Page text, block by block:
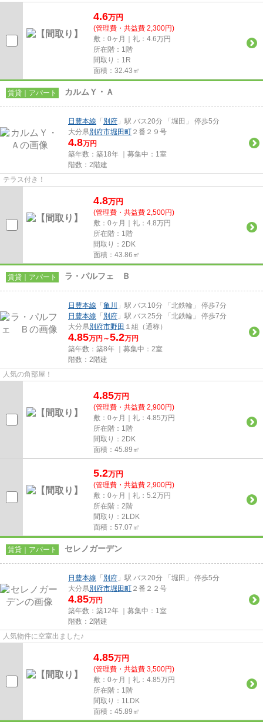
4.6万円
(管理費・共益費 2,300円)
敷：0ヶ月｜礼：4.6万円
所在階：1階
間取り：1R
面積：32.43㎡
賃貸｜アパート カルムＹ・Ａ
日豊本線 「 別府 」駅 バス20分 「堀田」 停歩5分
大分県別府市堀田町 ２番２９号
4.8万円
築年数：築18年 ｜募集中： 1室
階数：2階建
テラス付き！
4.8万円
(管理費・共益費 2,500円)
敷：0ヶ月｜礼：4.8万円
所在階：1階
間取り：2DK
面積：43.86㎡
賃貸｜アパート ラ・パルフェ Ｂ
日豊本線 「 亀川
」駅 バス10分 「北鉄輪」 停歩7分
日豊本線 「 別府 」駅 バス25分 「北鉄輪」 停歩7分
大分県別府市野田 １組（通称）
4.85万円～5.2万円
築年数：築8年 ｜募集中： 2室
階数：2階建
人気の角部屋！
4.85万円
(管理費・共益費 2,900円)
敷：0ヶ月｜礼：4.85万円
所在階：1階
間取り：2DK
面積：45.89㎡
5.2万円
(管理費・共益費 2,900円)
敷：0ヶ月｜礼：5.2万円
所在階：2階
間取り：2LDK
面積：57.07㎡
賃貸｜アパート セレノガーデン
日豊本線 「 別府 」駅 バス20分 「堀田」 停歩5分
大分県別府市堀田町 ２番２２号
4.85万円
築年数：築12年 ｜募集中： 1室
階数：2階建
人気物件に空室出ました♪
4.85万円
(管理費・共益費 3,500円)
敷：0ヶ月｜礼：4.85万円
所在階：1階
間取り：1LDK
面積：45.89㎡